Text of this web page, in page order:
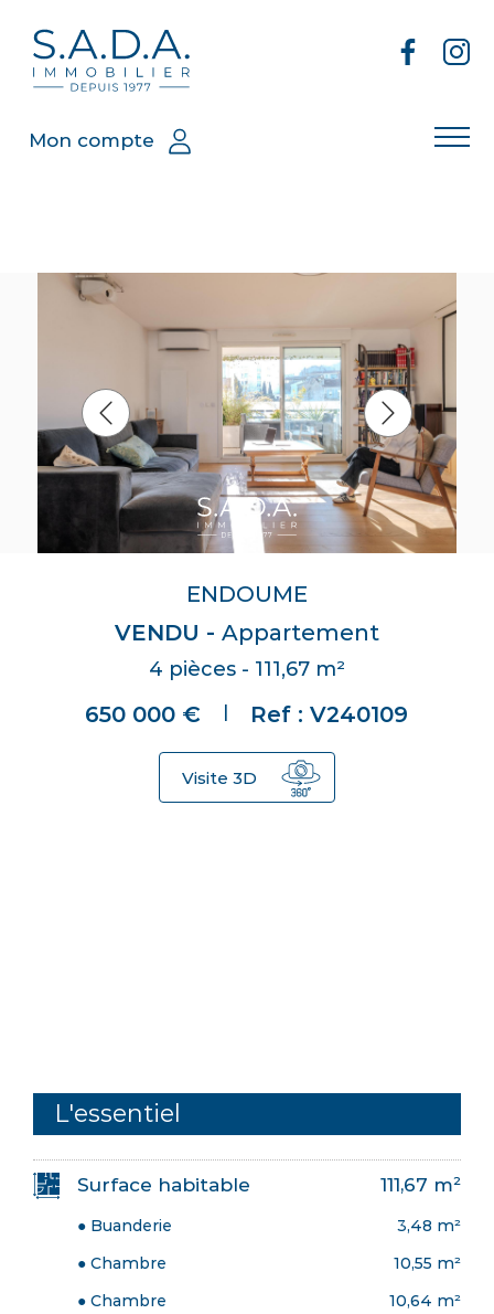
Mon compte
ENDOUME
VENDU - Appartement
4 pièces - 111,67 m²
650 000 € | Ref : V240109
Visite 3D
L'essentiel
Surface habitable 111,67 m²
● Buanderie
3,48 m²
● Chambre
10,55 m²
● Chambre
10,64 m²